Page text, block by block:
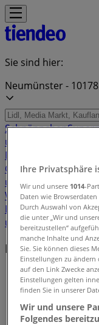
Sie sind hier:
Neumünster - 10178
Schnäppchen
und Accessoires
Parfümerie
Gartencenter
und BabyAuto,
Werkstatt
Hörzentren
und Versicherungen
Filiale in der
Tiendeo in
Ihre Privatsphäre
Wir und unsere 1014-
Daten wie
Durch Auswahl von
die unter „Wir und
bereitzustellen“
manche Inhalte und
Sie. Sie können dieses
Einstellungen zu
auf den Link Zwecke
Einstellungen gelten
finden Sie in unserer
Wir und unsere
Folgendes